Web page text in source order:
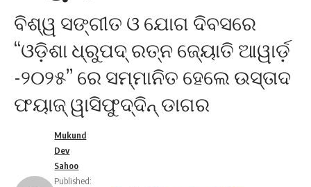
ବିଶ୍ୱ ସଙ୍ଗୀତ ଓ ଯୋଗ ଦିବସରେ
“ଓଡ଼ିଶା ଧ୍ରୁପଦ୍ ରତ୍ନ ଜ୍ୟୋତି ଆୱାର୍ଡ଼
-୨୦୨୫” ରେ ସମ୍ମାନିତ ହେଲେ ଉସ୍ତାଦ
ଫୟାଜ୍ ୱାସିଫୁଦ୍ଦିନ୍ ଡାଗର
Mukund
Dev
Sahoo
Published: